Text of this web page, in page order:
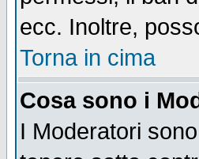
ecc. Inoltre,
Torna in cima
Cosa sono i
I Moderatori